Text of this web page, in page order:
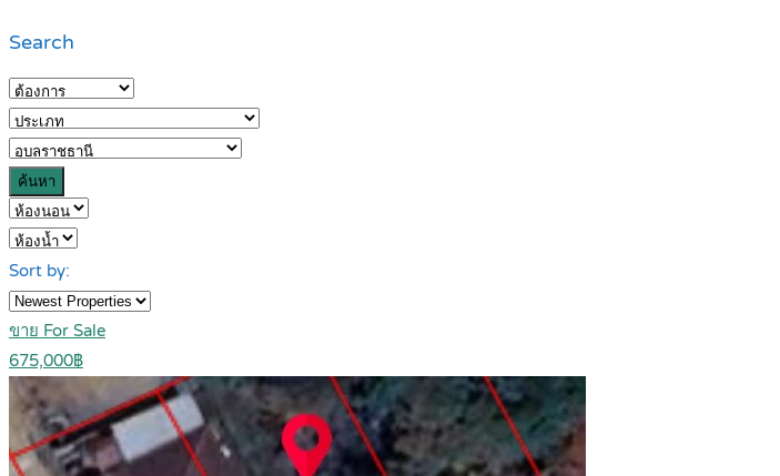
Search
ค้นหา
Sort by:
ขาย For Sale
675,000฿